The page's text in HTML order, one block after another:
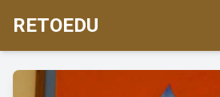
RETOEDU